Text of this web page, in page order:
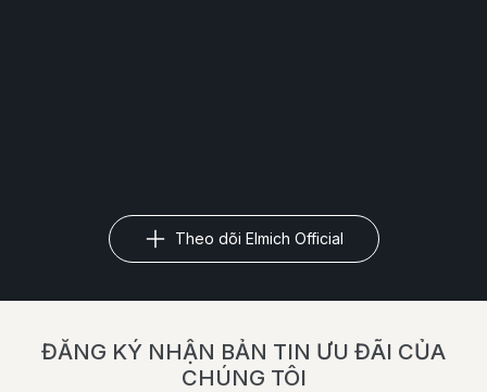
Theo dõi Elmich Official
ĐĂNG KÝ NHẬN BẢN TIN ƯU ĐÃI CỦA
CHÚNG TÔI